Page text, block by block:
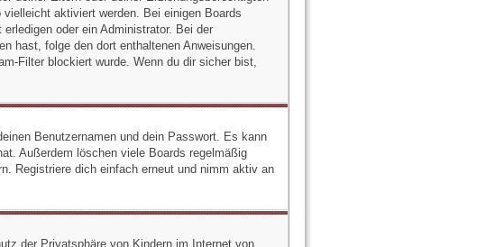
aktiviert werden. Bei einigen Boards
oder ein Administrator. Bei der
hast, folge den dort enthaltenen Anweisungen.
Filter blockiert wurde. Wenn du dir sicher bist,
Benutzernamen und dein Passwort. Es kann
Außerdem löschen viele Boards regelmäßig
Registriere dich einfach erneut und nimm aktiv an
der Privatsphäre von Kindern im Internet von